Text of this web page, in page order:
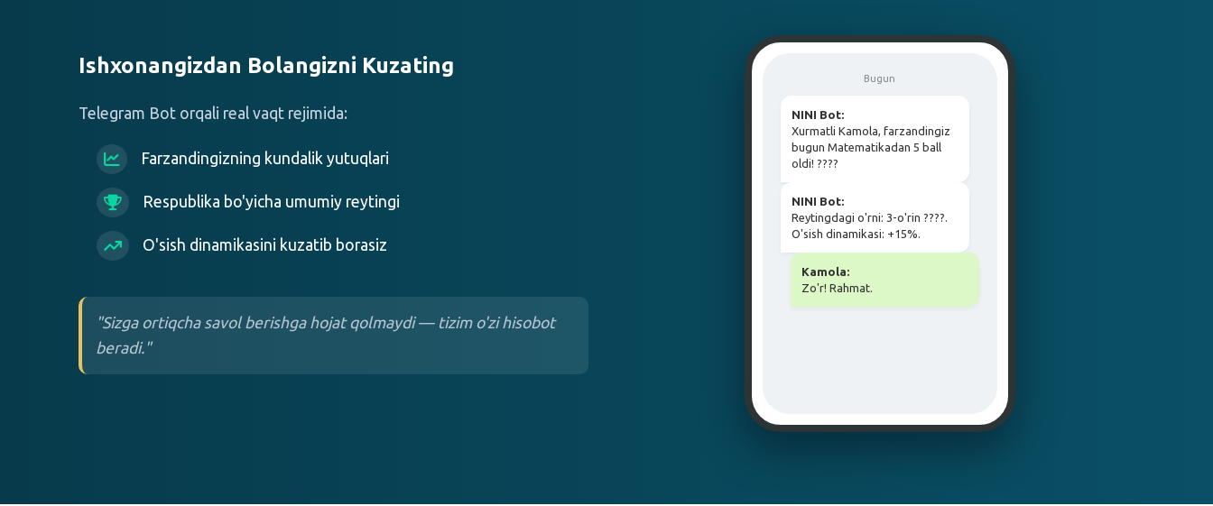
Ishxonangizdan Bolangizni Kuzating
Telegram Bot orqali real vaqt rejimida:
Farzandingizning kundalik yutuqlari
Respublika bo'yicha umumiy reytingi
O'sish dinamikasini kuzatib borasiz
"Sizga ortiqcha savol berishga hojat qolmaydi — tizim o'zi hisobot
beradi."
Bugun
NINI Bot:
Xurmatli Kamola, farzandingiz
bugun Matematikadan 5 ball
oldi! ????
NINI Bot:
Reytingdagi o'rni: 3-o'rin ????.
O'sish dinamikasi: +15%.
Kamola:
Zo'r! Rahmat.